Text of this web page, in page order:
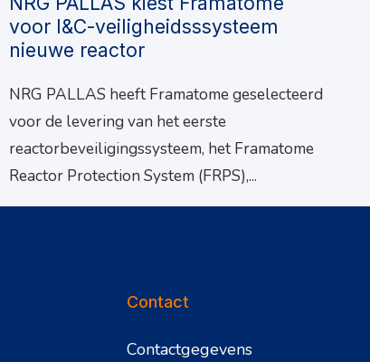
voor I&C-veiligheidsssysteem
nieuwe reactor
NRG PALLAS heeft Framatome geselecteerd
voor de levering van het eerste
reactorbeveiligingssysteem, het Framatome
Reactor Protection System (FRPS),...
Contact
Contactgegevens